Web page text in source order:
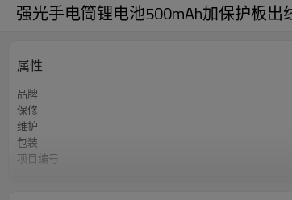
强光手电筒锂电池500mAh加保护板出
属性
品牌
保修
维护
包装
项目编号